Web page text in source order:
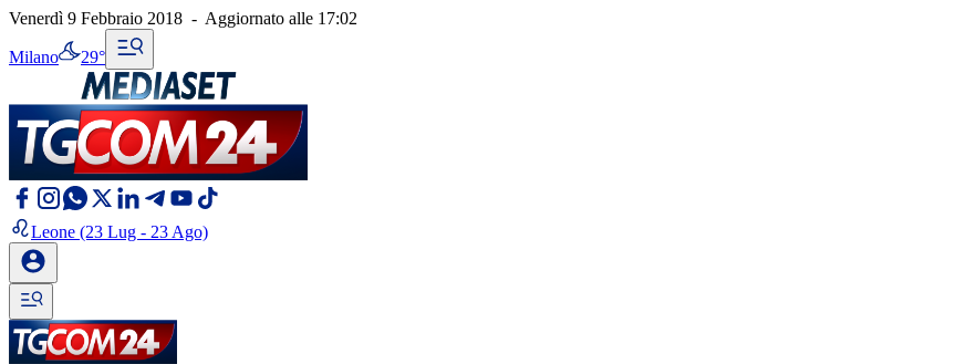
Venerdì 9 Febbraio 2018 - Aggiornato alle 17:02
Milano 29°
Leone (23 Lug - 23 Ago)